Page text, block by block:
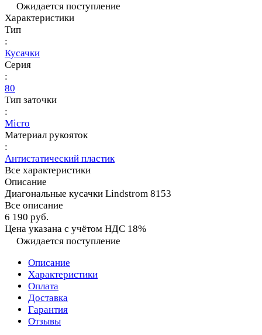
Ожидается поступление
Характеристики
Тип
:
Кусачки
Серия
:
80
Тип заточки
:
Micro
Материал рукояток
:
Антистатический пластик
Все характеристики
Описание
Диагональные кусачки Lindstrom 8153
Все описание
6 190 руб.
Цена указана с учётом НДС 18%
Ожидается поступление
Описание
Характеристики
Оплата
Доставка
Гарантия
Отзывы